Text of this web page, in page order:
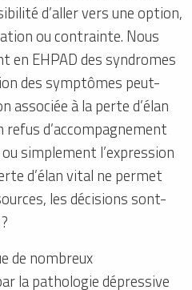
d’aller vers une option,
ou contrainte. Nous
EHPAD des syndromes
des symptômes peut-
associée à la perte d’élan
d’accompagnement
simplement l’expression
d’élan vital ne permet
les décisions sont-
de nombreux
la pathologie dépressive